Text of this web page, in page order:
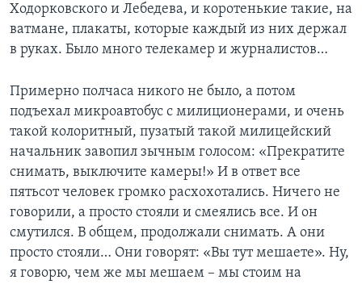
Ходорковского и Лебедева, и коротенькие такие, на
ватмане, плакаты, которые каждый из них держал
в руках. Было много телекамер и журналистов…
Примерно полчаса никого не было, а потом
подъехал микроавтобус с милиционерами, и очень
такой колоритный, пузатый такой милицейский
начальник завопил зычным голосом: «Прекратите
снимать, выключите камеры!» И в ответ все
пятьсот человек громко расхохотались. Ничего не
говорили, а просто стояли и смеялись все. И он
смутился. В общем, продолжали снимать. А они
просто стояли… Они говорят: «Вы тут мешаете». Ну,
я говорю, чем же мы мешаем – мы стоим на